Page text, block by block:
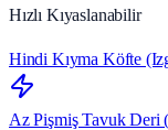
Hızlı Kıyaslanabilir
Hindi Kıyma Köfte
Az Pişmiş Tavuk Deri